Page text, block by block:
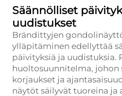
Säännölliset
uudistukset
Brändittyjen
ylläpitäminen edellyttää
päivityksiä ja uudistuksia.
huoltosuunnitelma, johon
korjaukset ja
näytöt säilyvät tuoreina